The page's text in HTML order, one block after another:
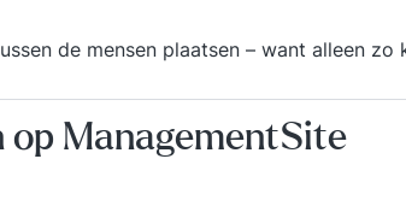
de mensen plaatsen – want alleen zo
ManagementSite